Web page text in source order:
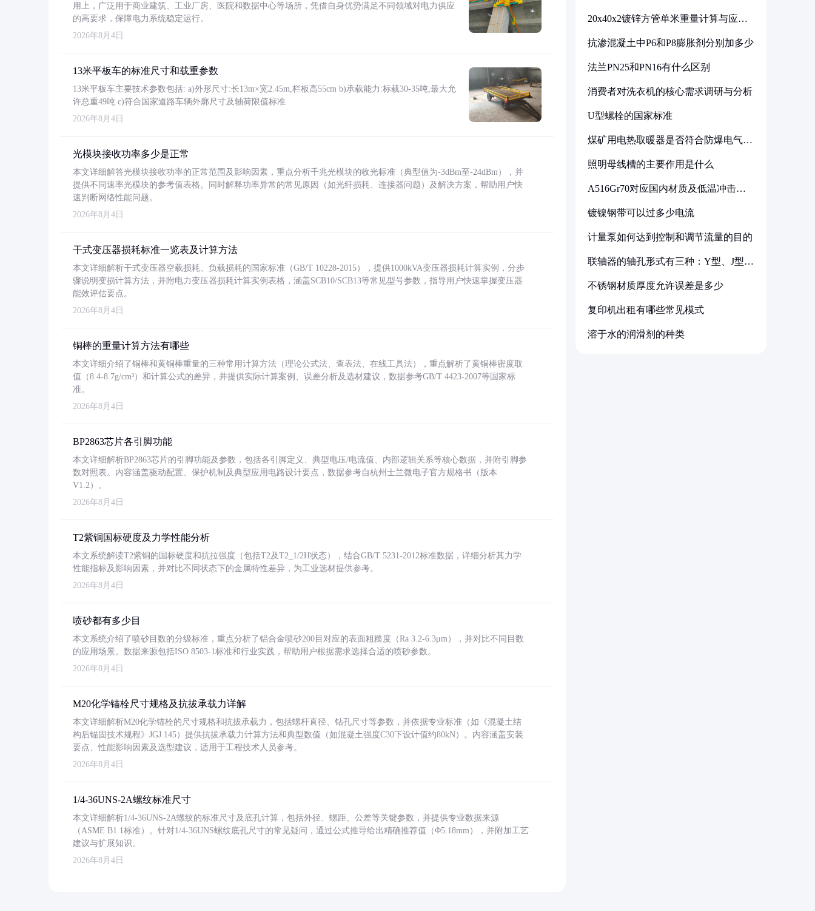
用上，广泛用于商业建筑、工业厂房、医院和数据中心等场所，凭借自身优势满足不同领域对电力供应
的高要求，保障电力系统稳定运行。
2026年8月4日
13米平板车的标准尺寸和载重参数
13米平板车主要技术参数包括: a)外形尺寸:长13m×宽2.45m,栏板高55cm b)承载能力:标载30-35吨,最大允
许总重49吨 c)符合国家道路车辆外廓尺寸及轴荷限值标准
2026年8月4日
光模块接收功率多少是正常
本文详细解答光模块接收功率的正常范围及影响因素，重点分析千兆光模块的收光标准（典型值为-3dBm至-24dBm），并
提供不同速率光模块的参考值表格。同时解释功率异常的常见原因（如光纤损耗、连接器问题）及解决方案，帮助用户快
速判断网络性能问题。
2026年8月4日
干式变压器损耗标准一览表及计算方法
本文详细解析干式变压器空载损耗、负载损耗的国家标准（GB/T 10228-2015），提供1000kVA变压器损耗计算实例，分步
骤说明变损计算方法，并附电力变压器损耗计算实例表格，涵盖SCB10/SCB13等常见型号参数，指导用户快速掌握变压器
能效评估要点。
2026年8月4日
铜棒的重量计算方法有哪些
本文详细介绍了铜棒和黄铜棒重量的三种常用计算方法（理论公式法、查表法、在线工具法），重点解析了黄铜棒密度取
值（8.4-8.7g/cm³）和计算公式的差异，并提供实际计算案例、误差分析及选材建议，数据参考GB/T 4423-2007等国家标
准。
2026年8月4日
BP2863芯片各引脚功能
本文详细解析BP2863芯片的引脚功能及参数，包括各引脚定义、典型电压/电流值、内部逻辑关系等核心数据，并附引脚参
数对照表。内容涵盖驱动配置、保护机制及典型应用电路设计要点，数据参考自杭州士兰微电子官方规格书（版本
V1.2）。
2026年8月4日
T2紫铜国标硬度及力学性能分析
本文系统解读T2紫铜的国标硬度和抗拉强度（包括T2及T2_1/2H状态），结合GB/T 5231-2012标准数据，详细分析其力学
性能指标及影响因素，并对比不同状态下的金属特性差异，为工业选材提供参考。
2026年8月4日
喷砂都有多少目
本文系统介绍了喷砂目数的分级标准，重点分析了铝合金喷砂200目对应的表面粗糙度（Ra 3.2-6.3μm），并对比不同目数
的应用场景。数据来源包括ISO 8503-1标准和行业实践，帮助用户根据需求选择合适的喷砂参数。
2026年8月4日
M20化学锚栓尺寸规格及抗拔承载力详解
本文详细解析M20化学锚栓的尺寸规格和抗拔承载力，包括螺杆直径、钻孔尺寸等参数，并依据专业标准（如《混凝土结
构后锚固技术规程》JGJ 145）提供抗拔承载力计算方法和典型数值（如混凝土强度C30下设计值约80kN）。内容涵盖安装
要点、性能影响因素及选型建议，适用于工程技术人员参考。
2026年8月4日
1/4-36UNS-2A螺纹标准尺寸
本文详细解析1/4-36UNS-2A螺纹的标准尺寸及底孔计算，包括外径、螺距、公差等关键参数，并提供专业数据来源
（ASME B1.1标准）。针对1/4-36UNS螺纹底孔尺寸的常见疑问，通过公式推导给出精确推荐值（Φ5.18mm），并附加工艺
建议与扩展知识。
2026年8月4日
20x40x2镀锌方管单米重量计算与应用
抗渗混凝土中P6和P8膨胀剂分别加多少
法兰PN25和PN16有什么区别
消费者对洗衣机的核心需求调研与分析
U型螺栓的国家标准
煤矿用电热取暖器是否符合防爆电气设
照明母线槽的主要作用是什么
A516Gr70对应国内材质及低温冲击要
镀镍钢带可以过多少电流
计量泵如何达到控制和调节流量的目的
联轴器的轴孔形式有三种：Y型、J型、
不锈钢材质厚度允许误差是多少
复印机出租有哪些常见模式
溶于水的润滑剂的种类